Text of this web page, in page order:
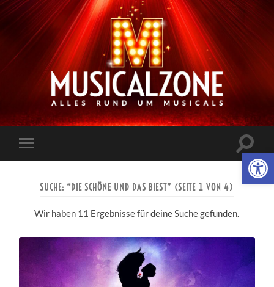
Musicalzone.de
Mobile-
Menü
ein-/
SUCHE: “DIE SCHÖNE UND DAS BIEST” (SEITE 1 VON 4)
Wir haben 11 Ergebnisse für deine Suche gefunden.